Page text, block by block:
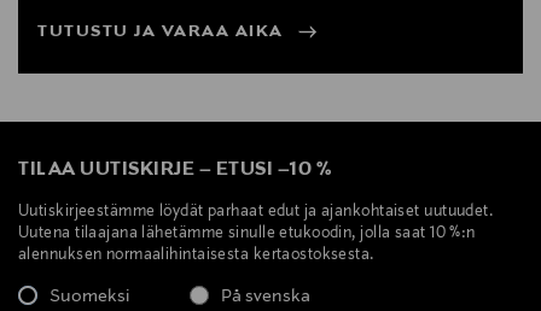
TUTUSTU JA VARAA AIKA
TILAA UUTISKIRJE – ETUSI –10 %
Uutiskirjeestämme löydät parhaat edut ja ajankohtaiset uutuudet.
Uutena tilaajana lähetämme sinulle etukoodin, jolla saat 10 %:n
alennuksen normaalihintaisesta kertaostoksesta.
Suomeksi På svenska